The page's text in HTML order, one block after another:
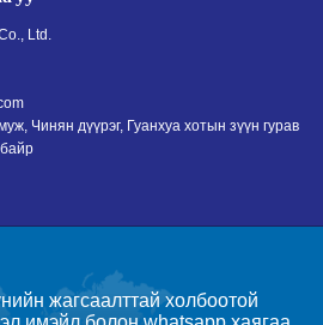
Ltd.
Чинян дүүрэг, Гуанхуа хотын зүүн гурав
жагсаалттай холбоотой